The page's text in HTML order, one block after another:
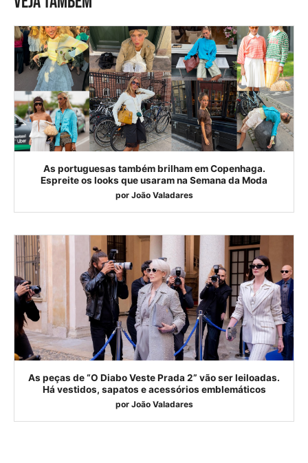
As portuguesas também brilham em Copenhaga.
Espreite os looks que usaram na Semana da Moda
por João Valadares
As peças de “O Diabo Veste Prada 2” vão ser leiloadas.
Há vestidos, sapatos e acessórios emblemáticos
por João Valadares